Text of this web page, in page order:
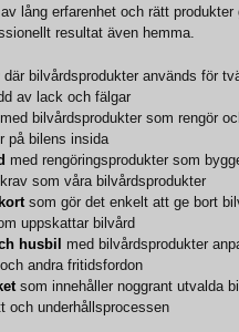
lång erfarenhet och rätt
resultat även hemma.
där bilvårdsprodukter används för
av lack och fälgar
med bilvårdsprodukter som rengör
på bilens insida
med rengöringsprodukter som
som våra bilvårdsprodukter
som gör det enkelt att ge bort
uppskattar bilvård
husbil
med bilvårdsprodukter
andra fritidsfordon
som innehåller noggrant utvalda
och underhållsprocessen